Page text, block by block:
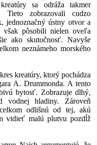
sa odráža takmer
Tieto zobrazovali cudzo
jednoznačný ústny otvor a
pôsobili nielen oveľa
ako skutočnosť. Navyše
neznámeho morského
kreatúry, ktorý pochádza
A. Drummonda. A tento
bytosť. Zobrazuje dlhý,
vodnej hladiny. Zároveň
odlišnú od tej, akú
vidieť malú plutvu pozdĺž